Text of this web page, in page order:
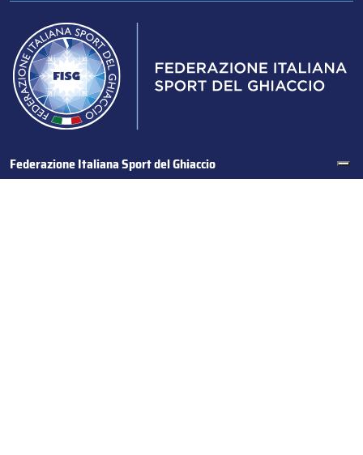
Federazione Italiana Sport del Ghiaccio
© 2024